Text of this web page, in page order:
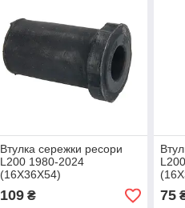
Втулка сережки ресори
L200 1980-2024
(16X36X54)
(MB584531/MB111071)
MITSUBISHI
109₴ 75